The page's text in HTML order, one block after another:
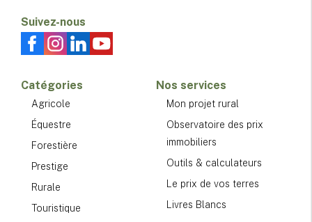
Suivez-nous
Catégories
Agricole
Équestre
Forestière
Prestige
Rurale
Touristique
Nos services
Mon projet rural
Observatoire des prix
immobiliers
Outils & calculateurs
Le prix de vos terres
Livres Blancs